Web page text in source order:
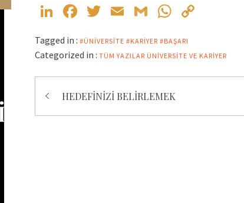
LinkedIn
Facebook
Twitter
EmailGmailWhatsApp
Tagged in : #ÜNIVERSITE #KARIYER #BAŞARI
Categorized in : TÜM YAZILAR ÜNIVERSITE VE KARIYER
Yazı
gezinmesi
HEDEFİNİZİ BELİRLEMEK